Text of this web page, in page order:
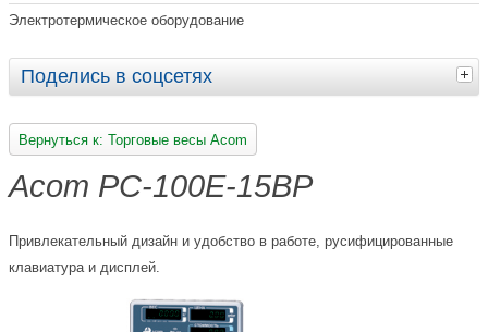
Электротермическое оборудование
Поделись в соцсетях
Вернуться к: Торговые весы Acom
Acom PC-100E-15BP
Привлекательный дизайн и удобство в работе, русифицированные
клавиатура и дисплей.